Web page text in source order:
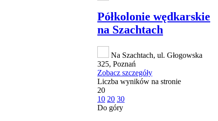
Półkolonie wędkarskie
na Szachtach
Na Szachtach, ul. Głogowska
325, Poznań
Zobacz szczegóły
Liczba wyników na stronie
20
10 20 30
Do góry